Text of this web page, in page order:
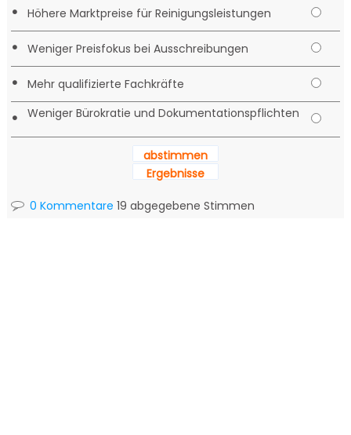
• Höhere Marktpreise für Reinigungsleistungen
• Weniger Preisfokus bei Ausschreibungen
• Mehr qualifizierte Fachkräfte
• Weniger Bürokratie und Dokumentationspflichten
abstimmen
Ergebnisse
0 Kommentare 19 abgegebene Stimmen